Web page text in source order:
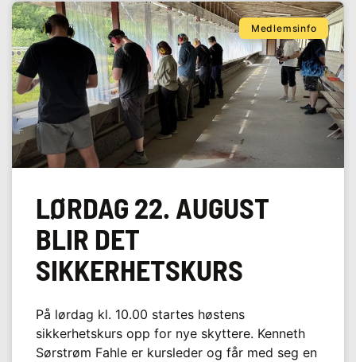
Medlemsinfo
LØRDAG 22. AUGUST
BLIR DET
SIKKERHETSKURS
På lørdag kl. 10.00 startes høstens
sikkerhetskurs opp for nye skyttere. Kenneth
Sørstrøm Fahle er kursleder og får med seg en